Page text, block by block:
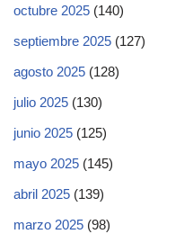
octubre 2025 (140)
septiembre 2025 (127)
agosto 2025 (128)
julio 2025 (130)
junio 2025 (125)
mayo 2025 (145)
abril 2025 (139)
marzo 2025 (98)